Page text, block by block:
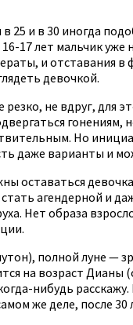
25 и в 30 иногда
17 лет мальчик уже
и отставания в
девочкой.
не вдруг, для
Но
даже варианты и
оставаться
агендерной и
Нет образа
полной луне —
на возраст Дианы
нибудь
же деле, после